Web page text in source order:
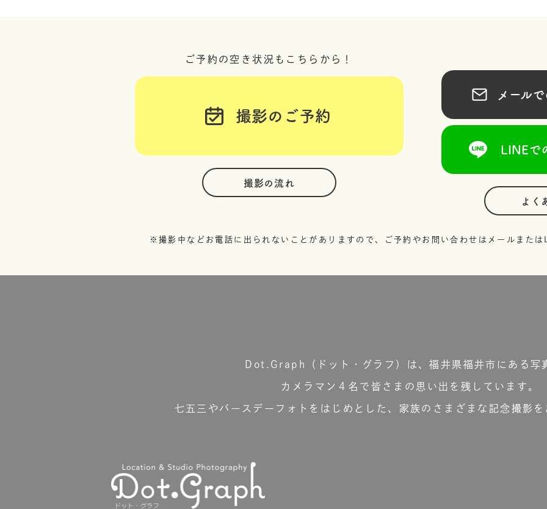
ご予約の空き状況もこちらから！
撮影のご予約
撮影の流れ
メールで
LINEでの
よく
※撮影中などお電話に出られないことがありますので、ご予約やお問い合わせはメールまたは
Dot.Graph（ドット・グラフ）は、福井県福井市にある写
カメラマン４名で皆さまの思い出を残しています。
七五三やバースデーフォトをはじめとした、家族のさまざまな記念撮影を